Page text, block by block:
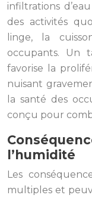
infiltrations
des activités
linge, la
occupants. Un
favorise la
nuisant
la santé des
conçu pour
l’humidité
Les
multiples et